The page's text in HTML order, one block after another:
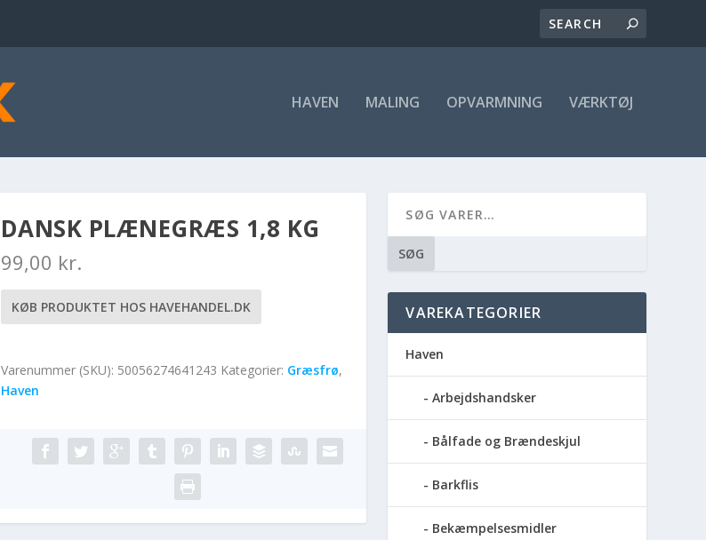
HAVEN MALING OPVARMNING VÆRKTØJ
DANSK PLÆNEGRÆS 1,8 KG
99,00 kr.
KØB PRODUKTET HOS HAVEHANDEL.DK
Varenummer (SKU): 50056274641243 Kategorier: Græsfrø,
Haven
SØG
VAREKATEGORIER
Haven
Arbejdshandsker
Bålfade og Brændeskjul
Barkflis
Bekæmpelsesmidler